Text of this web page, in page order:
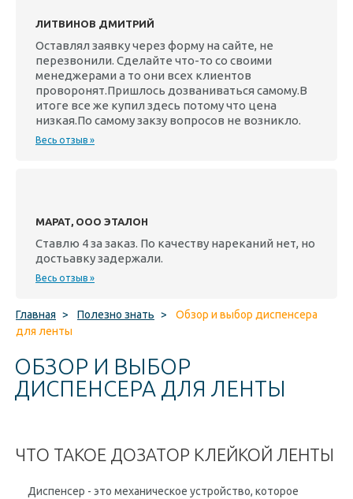
ЛИТВИНОВ ДМИТРИЙ
Оставлял заявку через форму на сайте, не
перезвонили. Сделайте что-то со своими
менеджерами а то они всех клиентов
проворонят.Пришлось дозваниваться самому.В
итоге все же купил здесь потому что цена
низкая.По самому закзу вопросов не возникло.
Весь отзыв »
МАРАТ, ООО ЭТАЛОН
Ставлю 4 за заказ. По качеству нареканий нет, но
достьавку задержали.
Весь отзыв »
Главная > Полезно знать >
Обзор и выбор диспенсера
для ленты
ОБЗОР И ВЫБОР
ДИСПЕНСЕРА ДЛЯ ЛЕНТЫ
ЧТО ТАКОЕ ДОЗАТОР КЛЕЙКОЙ ЛЕНТЫ
Диспенсер - это механическое устройство, которое